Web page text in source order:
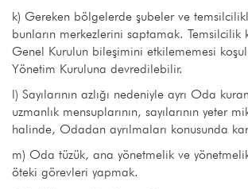
k) Gereken bölgelerde şubeler ve
bunların merkezlerini saptamak. Temsilcilik
Genel Kurulun bileşimini etkilememesi
Yönetim Kuruluna devredilebilir.
l) Sayılarının azlığı nedeniyle ayrı Oda
uzmanlık mensuplarının, sayılarının yeter
halinde, Odadan ayrılmaları konusunda
m) Oda tüzük, ana yönetmelik ve
öteki görevleri yapmak.